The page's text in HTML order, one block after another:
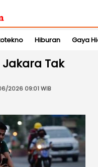
Hiburan Gaya
Tak
06/2026 09:01 WIB